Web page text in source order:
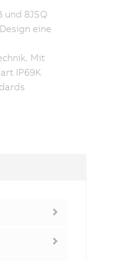
und 8JSQ
eine
Mit
IP69K